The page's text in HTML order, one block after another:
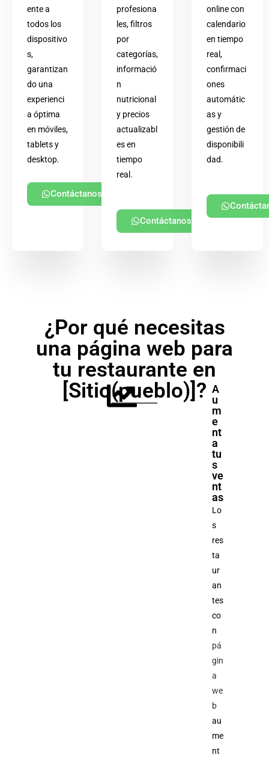
ente a
todos los
dispositivo
s,
garantizan
do una
experienci
a óptima
en móviles,
tablets y
desktop.
Contáctanos
profesiona
les, filtros
por
categorías,
informació
n
nutricional
y precios
actualizabl
es en
tiempo
real.
Contáctanos
online con
calendario
en tiempo
real,
confirmaci
ones
automátic
as y
gestión de
disponibili
dad.
¿Por qué necesitas
una página web para
tu restaurante en
[Sitio(pueblo)]? A
u
m
e
nt
a
tu
s
ve
nt
as
Lo
s
res
ta
ur
an
tes
co
n
pá
gin
a
we
b
au
me
nt